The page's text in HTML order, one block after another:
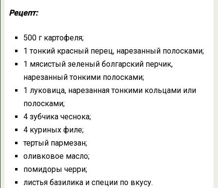
Рецепт:
500 г картофеля;
1 тонкий красный перец, нарезанный полосками;
1 мясистый зеленый болгарский перчик,
нарезанный тонкими полосками;
1 луковица, нарезанная тонкими кольцами или
полосками;
4 зубчика чеснока;
4 куриных филе;
тертый пармезан;
оливковое масло;
помидоры черри;
листья базилика и специи по вкусу.